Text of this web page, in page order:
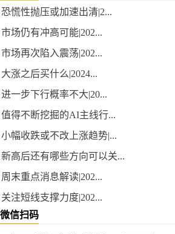
恐慌性抛压或加速出清|2...
市场仍有冲高可能|202...
市场再次陷入震荡|202...
大涨之后买什么|2024...
进一步下行概率不大|20...
值得不断挖掘的AI主线行...
小幅收跌或不改上涨趋势|...
新高后还有哪些方向可以关...
周末重点消息解读|202...
关注短线支撑力度|202...
微信扫码